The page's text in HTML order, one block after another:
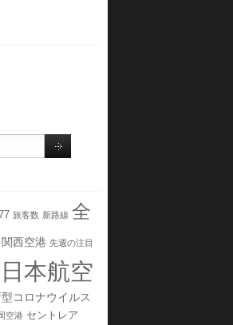
旅客数 新路線 全
関西空港 先週の注目
日本航空
型コロナウイルス
空港 セントレア